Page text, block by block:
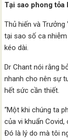
Tại sao phong tỏa
Thủ hiến và
tại sao số ca
kéo dài.
Dr Chant nói rằng
nhanh cho nên sự
hết sức cần thiết.
“Một khi chúng ta
của vi khuẩn
Đó là lý do mà tôi